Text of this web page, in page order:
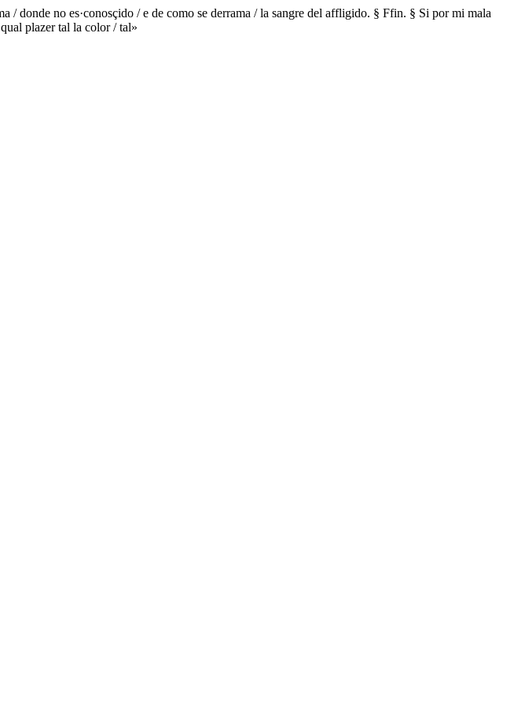
/ donde no es·conosçido / e de como se derrama / la sangre del affligido. § Ffin. § Si por mi mala
plazer tal la color / tal»